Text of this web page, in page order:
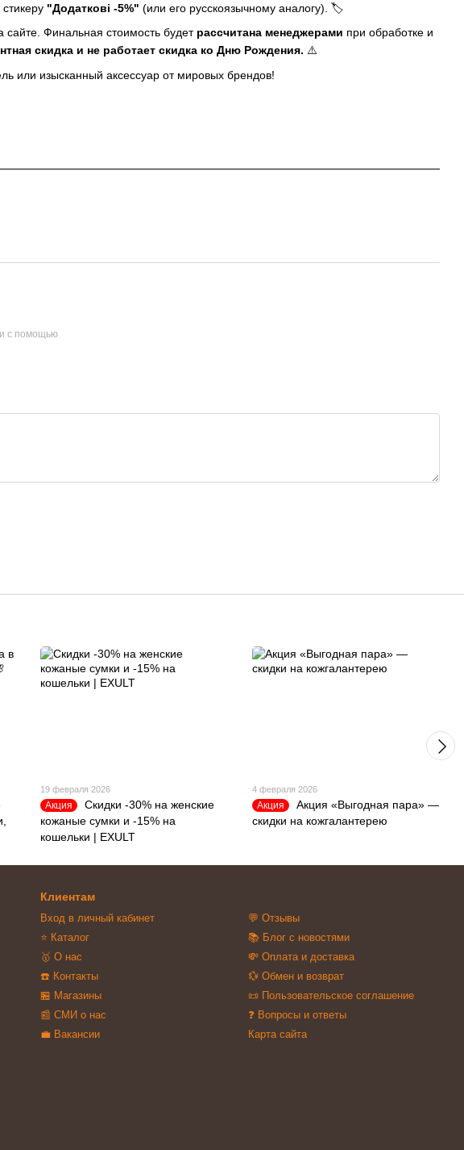
"Додаткові -5%" (или его русскоязычному аналогу). 🏷️
сайте. Финальная стоимость будет рассчитана менеджерами при обработке и
скидка и не работает скидка ко Дню Рождения. ⚠️
или изысканный аксессуар от мировых брендов!
с помощью
19 февраля 2026
Акция
Скидки -30% на женские
кожаные сумки и -15% на
кошельки | EXULT
4 февраля 2026
Акция
Акция «Выгодная пара» —
скидки на кожгалантерею
Клиентам
Вход в личный кабинет
⭐ Каталог
🥇 О нас
☎️ Контакты
🏪 Магазины
📰 СМИ о нас
💼 Вакансии
💬 Отзывы
📚 Блог с новостями
💸 Оплата и доставка
💱 Обмен и возврат
📜 Пользовательское соглашение
❓ Вопросы и ответы
Карта сайта